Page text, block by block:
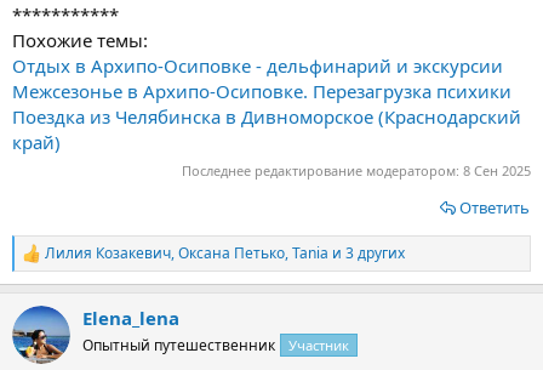
***********
Похожие темы:
Отдых в Архипо-Осиповке - дельфинарий и экскурсии
Межсезонье в Архипо-Осиповке. Перезагрузка психики
Поездка из Челябинска в Дивноморское (Краснодарский
край)
Последнее редактирование модератором: 8 Сен 2025
Ответить
Р
е
к
ц
и
Лилия Козакевич,Оксана Петько,Tania и 3 других
Elena_lena
Опытный путешественник Участник